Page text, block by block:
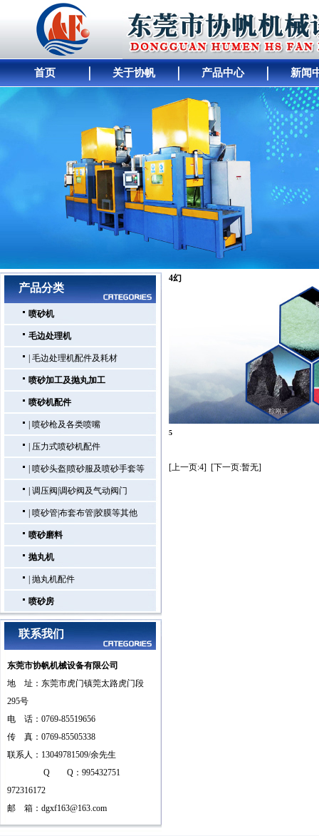
首页 关于协帆 产品中心 新闻
网站首页｜公司简介｜产品展示｜ 供求商机
产品分类
喷砂机
毛边处理机
毛边处理机配件及耗材
喷砂加工及抛丸加工
喷砂机配件
喷砂枪及各类喷嘴
压力式喷砂机配件
喷砂头盔|喷砂服及喷砂手套等
调压阀|调砂阀及气动阀门
喷砂管|布套布管|胶膜等其他
喷砂磨料
抛丸机
抛丸机配件
喷砂房
联系我们
东莞市协帆机械设备有限公司
地 址：东莞市虎门镇莞太路虎门段
295号
电 话：0769-85519656
传 真：0769-85505338
联系人：13049781509/余先生
Q Q：995432751
972316172
邮 箱： dgxf163@163.com
4幻
5
[上一页:4] [下一页:暂无]